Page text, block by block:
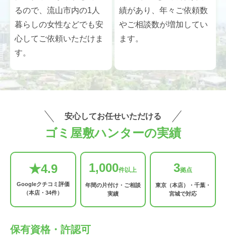
るので、流山市内の1人
暮らしの女性などでも安
心してご依頼いただけま
す。
績があり、年々ご依頼数
やご相談数が増加してい
ます。
安心してお任せいただける
ゴミ屋敷ハンターの実績
★4.9
Googleクチコミ評価
（本店・34件）
1,000件以上
年間の片付け・ご相談
実績
3拠点
東京（本店）・千葉・
宮城で対応
保有資格・許認可